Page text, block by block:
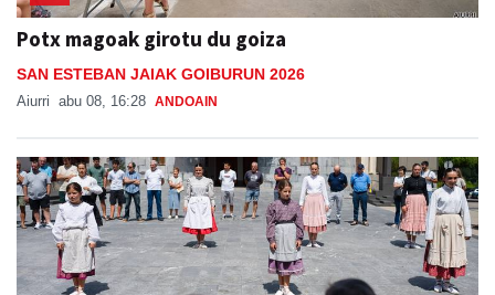
Potx magoak girotu du goiza
SAN ESTEBAN JAIAK GOIBURUN 2026
Aiurri abu 08, 16:28 ANDOAIN